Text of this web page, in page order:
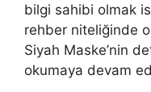
bilgi sahibi olmak
rehber niteliğinde
Siyah Maske’nin
okumaya devam